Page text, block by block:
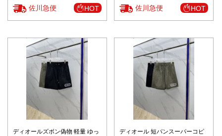
佐川急便 HOT 佐川急便 HOT
ディオールズボン偽物 軽量 ゆっ
ディオール 短パンスーパーコピ